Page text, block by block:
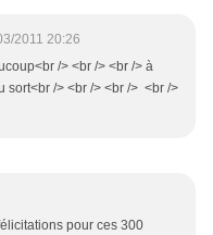
2011 20:26
/> <br /> <br /> à
sort<br /> <br /> <br /> <br />
pour ces 300